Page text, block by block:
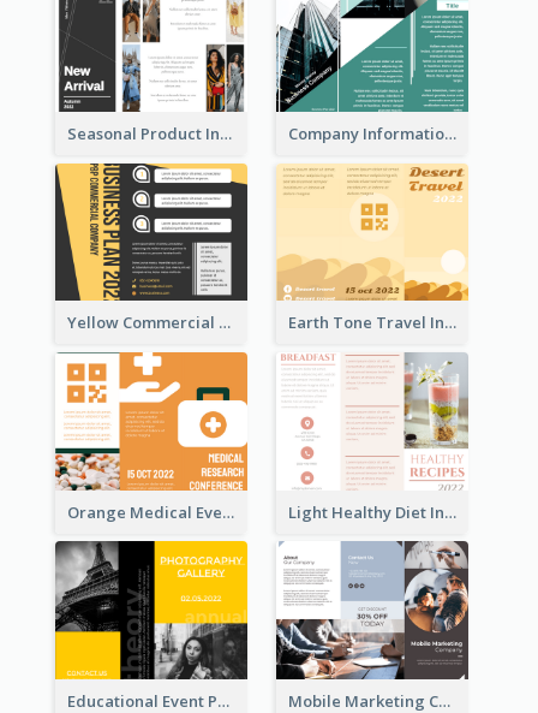
Seasonal Product Informational Tri Fold Brochure Company Informational Tri Fold Brochure
Yellow Commercial Event Program Tri Fold Brochure Earth Tone Travel Informational Tri Fold Brochure
Orange Medical Event Program Tri Fold Brochure Light Healthy Diet Informational Tri Fold Brochure
Educational Event Program Bi Fold Brochure Mobile Marketing Company Brochure